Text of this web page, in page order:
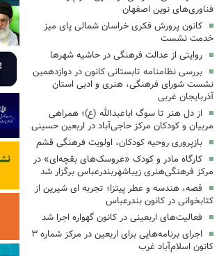
فناوری‌های نوین اصفهان
کانون پرورش فکری خراسان شمالی پای میز
خدمت نشست
روایتی از عدالت فرهنگی در حاشیه شهرها
بررسی نظامنامه تابستانی کانون در دوازدهمین
نشست شورای فرهنگی، هنری و ادبی استان
آذربایجان غربی
از دل هنر تا سوگ اباعبدالله (ع)؛ همراهی
مربیان و کودکان مرکز حاجی‌آباد در اربعین حسینی
بازپروری روحیه کودکان، اولویت فرهنگی قشم
کارگاه مادر و کودک «عروسک‌های بقچه‌ای» در
مرکز فرهنگی‌هنری زیباشهربندرعباس برگزار شد
قصه، هندسه و عطر پیتزا؛ تجربه ای شیرین از
کتابخوانی در کانون بندرعباس
فعالیت‌های اربعینی در کانون گهواره اجرا شد
اجرای برنامه‌هایی برای اربعین در مرکز شماره ۳
کانون اسلام‌آباد غرب